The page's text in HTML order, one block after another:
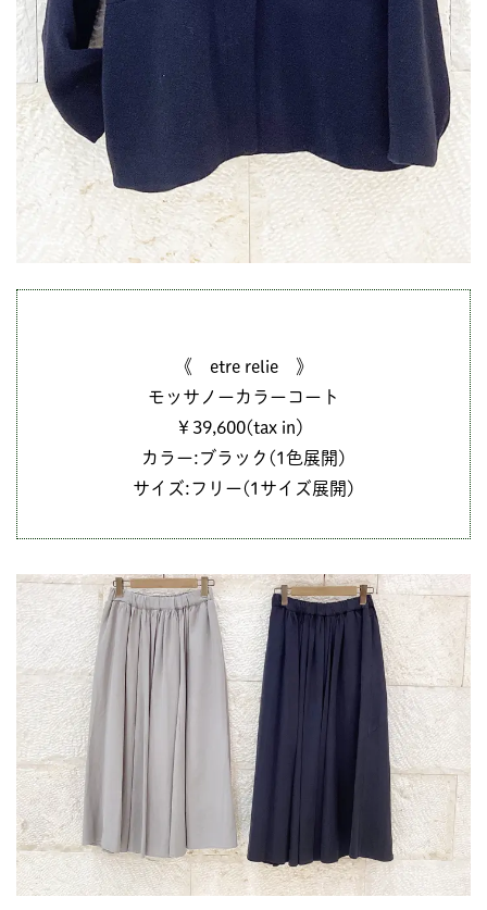
《 etre relie 》
モッサノーカラーコート
￥39,600(tax in）
カラー:ブラック(1色展開)
サイズ:フリー(1サイズ展開)